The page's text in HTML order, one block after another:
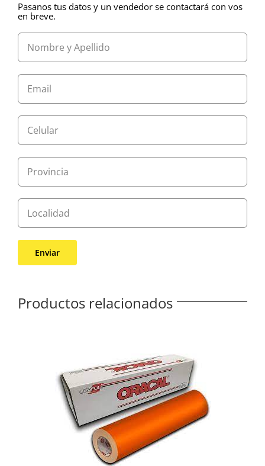
Pasanos tus datos y un vendedor se contactará con vos
en breve.
Productos relacionados